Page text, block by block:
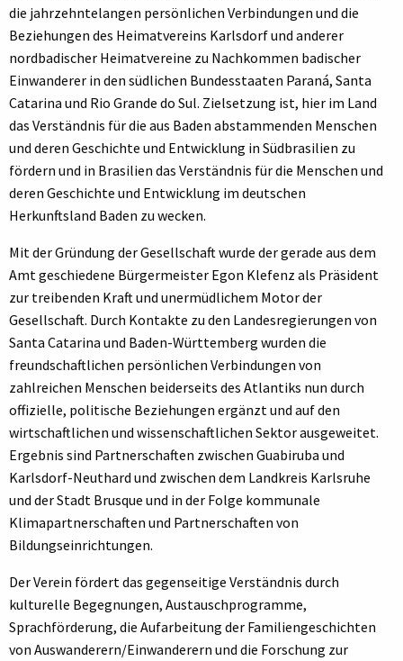
die jahrzehntelangen persönlichen Verbindungen und die
Beziehungen des Heimatvereins Karlsdorf und anderer
nordbadischer Heimatvereine zu Nachkommen badischer
Einwanderer in den südlichen Bundesstaaten Paraná, Santa
Catarina und Rio Grande do Sul. Zielsetzung ist, hier im Land
das Verständnis für die aus Baden abstammenden Menschen
und deren Geschichte und Entwicklung in Südbrasilien zu
fördern und in Brasilien das Verständnis für die Menschen und
deren Geschichte und Entwicklung im deutschen
Herkunftsland Baden zu wecken.
Mit der Gründung der Gesellschaft wurde der gerade aus dem
Amt geschiedene Bürgermeister Egon Klefenz als Präsident
zur treibenden Kraft und unermüdlichem Motor der
Gesellschaft. Durch Kontakte zu den Landesregierungen von
Santa Catarina und Baden-Württemberg wurden die
freundschaftlichen persönlichen Verbindungen von
zahlreichen Menschen beiderseits des Atlantiks nun durch
offizielle, politische Beziehungen ergänzt und auf den
wirtschaftlichen und wissenschaftlichen Sektor ausgeweitet.
Ergebnis sind Partnerschaften zwischen Guabiruba und
Karlsdorf-Neuthard und zwischen dem Landkreis Karlsruhe
und der Stadt Brusque und in der Folge kommunale
Klimapartnerschaften und Partnerschaften von
Bildungseinrichtungen.
Der Verein fördert das gegenseitige Verständnis durch
kulturelle Begegnungen, Austauschprogramme,
Sprachförderung, die Aufarbeitung der Familiengeschichten
von Auswanderern/Einwanderern und die Forschung zur